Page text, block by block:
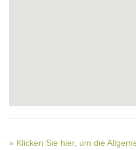
» Klicken Sie hier, um die